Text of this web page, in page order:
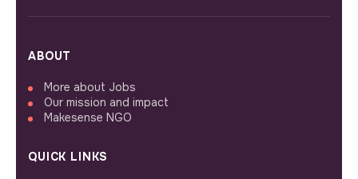
ABOUT
More about Jobs
Our mission and impact
Makesense NGO
QUICK LINKS